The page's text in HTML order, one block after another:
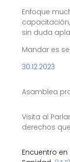
Enfoque
sin duda
Mandar es
30.12.2023
Asamblea
Visita al
derechos
Encuentro